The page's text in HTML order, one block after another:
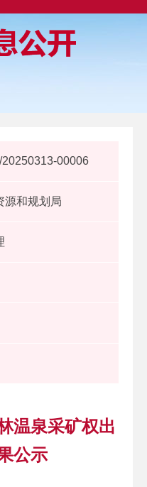
00006
源和规划局
温泉采矿权出
公示